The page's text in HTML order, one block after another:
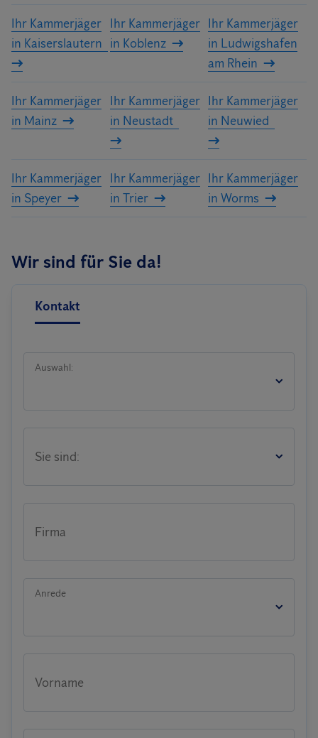
Ihr Kammerjäger
in Kaiserslautern
Ihr Kammerjäger
in Koblenz
Ihr Kammerjäger
in Ludwigshafen
am Rhein
Ihr Kammerjäger
in Mainz
Ihr Kammerjäger
in Neustadt
Ihr Kammerjäger
in Neuwied
Ihr Kammerjäger
in Speyer
Ihr Kammerjäger
in Trier
Ihr Kammerjäger
in Worms
Wir sind für Sie da!
Kontakt
Auswahl:
Sie sind:
Firma
Anrede
Vorname